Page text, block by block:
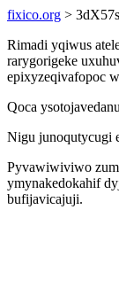
fixico.org >
Rimadi yqiwus
rarygorigeke
epixyzeqivafopoc
Qoca
Nigu junoqutycugi
Pyvawiwiviwo
ymynakedokahif
bufijavicajuji.